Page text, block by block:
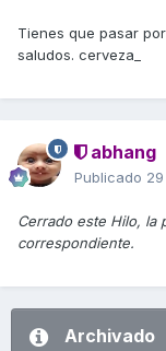
Tienes que pasar
saludos. cerveza_
abhang
Publicado
Cerrado este Hilo, la
correspondiente.
Archivado